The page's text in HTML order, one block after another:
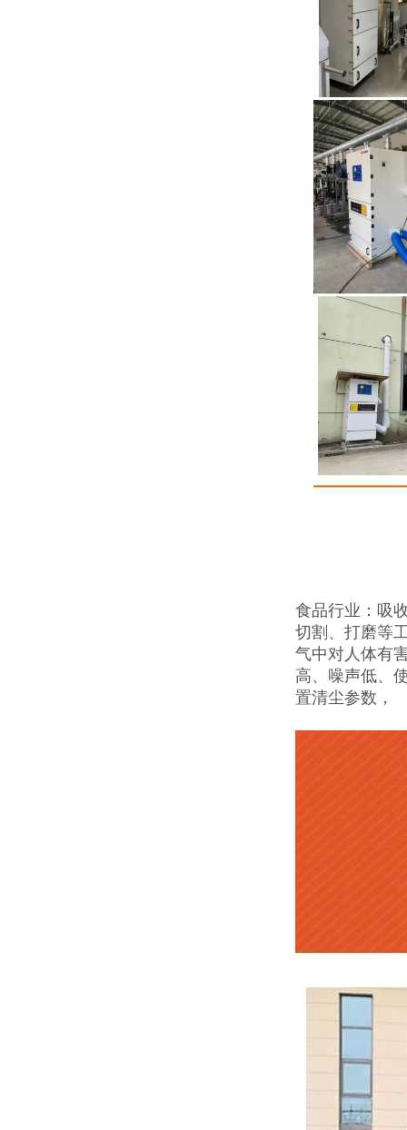
食品行业：吸
切割、打磨等
气中对人体有
高、噪声低、
置清尘参数，